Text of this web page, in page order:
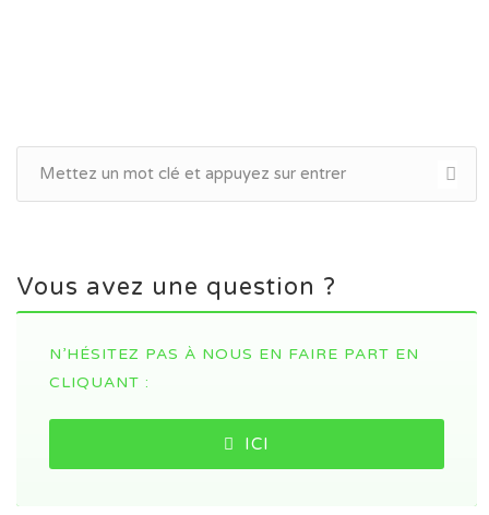
Vous avez une question ?
N’HÉSITEZ PAS À NOUS EN FAIRE PART EN
CLIQUANT :
ICI